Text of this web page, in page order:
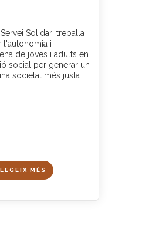
Servei Solidari treballa
l'autonomia i
de joves i adults en
social per generar un
societat més justa.
MÉS